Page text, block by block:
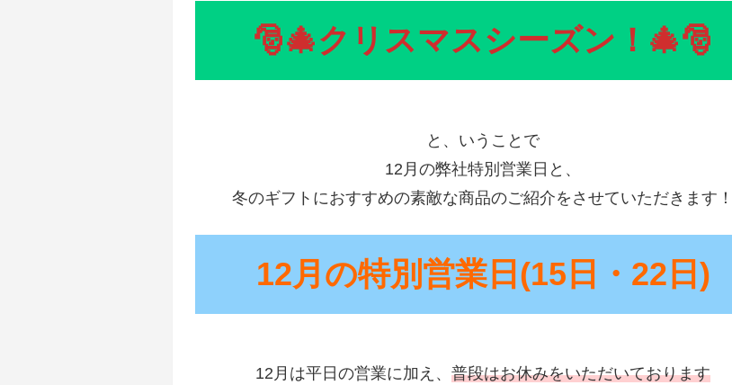
🎅🎄クリスマスシーズン！🎄🎅
と、いうことで
12月の弊社特別営業日と、
冬のギフトにおすすめの素敵な商品のご紹介をさせていただきます！
12月の特別営業日(15日・22日)
12月は平日の営業に加え、 普段はお休みをいただいております